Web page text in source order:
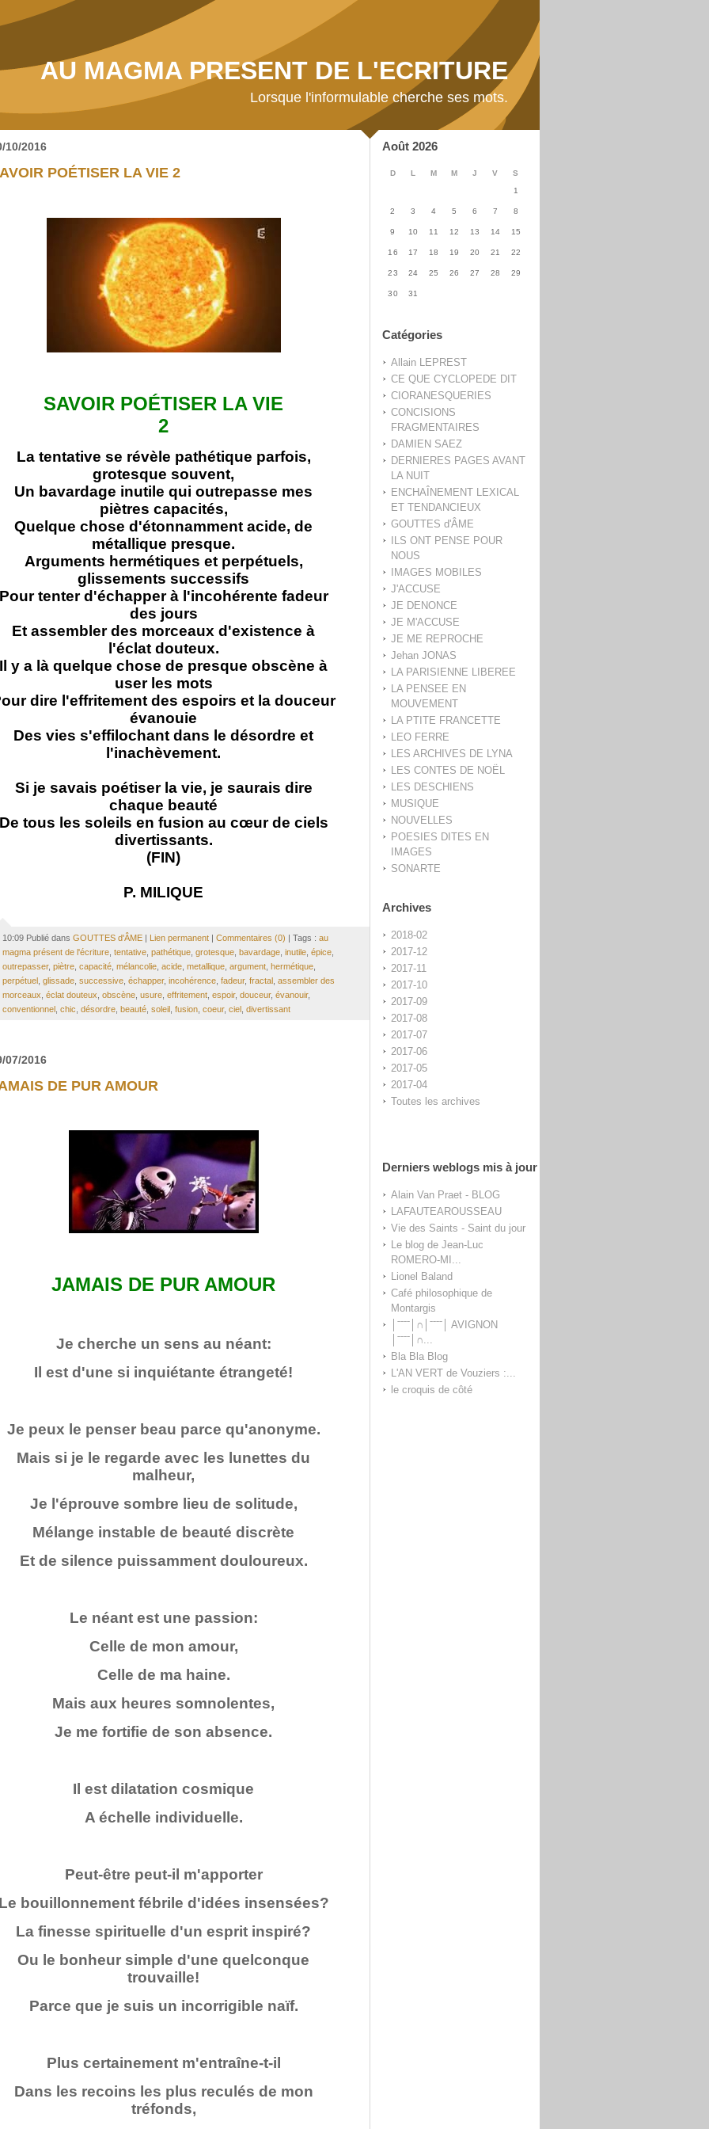
AU MAGMA PRESENT DE L'ECRITURE
Lorsque l'informulable cherche ses mots.
Août 2026
D L M M J V
S
1
2 3 4 5 6 7 8
9 10 11 12 13 14 15
16 17 18 19 20 21 22
23 24 25 26 27 28 29
30 31
Catégories
Allain LEPREST
CE QUE CYCLOPEDE DIT
CIORANESQUERIES
CONCISIONS
FRAGMENTAIRES
DAMIEN SAEZ
DERNIERES PAGES AVANT
LA NUIT
ENCHAÎNEMENT LEXICAL
ET TENDANCIEUX
GOUTTES d'ÂME
ILS ONT PENSE POUR
NOUS
IMAGES MOBILES
J'ACCUSE
JE DENONCE
JE M'ACCUSE
JE ME REPROCHE
Jehan JONAS
LA PARISIENNE LIBEREE
LA PENSEE EN
MOUVEMENT
LA PTITE FRANCETTE
LEO FERRE
LES ARCHIVES DE LYNA
LES CONTES DE NOËL
LES DESCHIENS
MUSIQUE
NOUVELLES
POESIES DITES EN
IMAGES
SONARTE
Archives
2018-02
2017-12
2017-11
2017-10
2017-09
2017-08
2017-07
2017-06
2017-05
2017-04
Toutes les archives
Derniers weblogs mis à jour
Alain Van Praet - BLOG
LAFAUTEAROUSSEAU
Vie des Saints - Saint du jour
Le blog de Jean-Luc
ROMERO-MI...
Lionel Baland
Café philosophique de
Montargis
│ˉˉˉˉ│∩│ˉˉˉˉ│ AVIGNON
│ˉˉˉˉ│∩...
Bla Bla Blog
L'AN VERT de Vouziers :...
le croquis de côté
10/2016
POÉTISER LA VIE 2
SAVOIR POÉTISER LA VIE
2
La tentative se révèle pathétique parfois,
grotesque souvent,
Un bavardage inutile qui outrepasse mes
piètres capacités,
Quelque chose d'étonnamment acide, de
métallique presque.
Arguments hermétiques et perpétuels,
glissements successifs
Pour tenter d'échapper à l'incohérente fadeur
des jours
Et assembler des morceaux d'existence à
l'éclat douteux.
Il y a là quelque chose de presque obscène à
user les mots
dire l'effritement des espoirs et la douceur
évanouie
Des vies s'effilochant dans le désordre et
l'inachèvement.
Si je savais poétiser la vie, je saurais dire
chaque beauté
De tous les soleils en fusion au cœur de ciels
divertissants.
(FIN)
P. MILIQUE
10:09 Publié dans GOUTTES d'ÂME| Lien permanent| Commentaires (0) | Tags : au
magma présent de l'écriture, tentative, pathétique, grotesque, bavardage, inutile, épice,
outrepasser, piètre, capacité, mélancolie, acide, metallique, argument, hermétique,
perpétuel, glissade, successive, échapper, incohérence, fadeur, fractal, assembler des
morceaux éclat douteux obscène, usure, effritement, espoir, douceur, évanouir,
conventionnel, chic désordre, beauté, soleil, fusion, coeur, ciel, divertissant
07/2016
DE PUR AMOUR
JAMAIS DE PUR AMOUR
Je cherche un sens au néant:
Il est d'une si inquiétante étrangeté!
Je peux le penser beau parce qu'anonyme.
Mais si je le regarde avec les lunettes du
malheur,
Je l'éprouve sombre lieu de solitude,
Mélange instable de beauté discrète
Et de silence puissamment douloureux.
Le néant est une passion:
Celle de mon amour,
Celle de ma haine.
Mais aux heures somnolentes,
Je me fortifie de son absence.
Il est dilatation cosmique
A échelle individuelle.
Peut-être peut-il m'apporter
Le bouillonnement fébrile d'idées insensées?
La finesse spirituelle d'un esprit inspiré?
Ou le bonheur simple d'une quelconque
trouvaille!
Parce que je suis un incorrigible naïf.
Plus certainement m'entraîne-t-il
Dans les recoins les plus reculés de mon
tréfonds,